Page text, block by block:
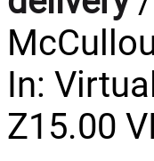
In:
Z15.00